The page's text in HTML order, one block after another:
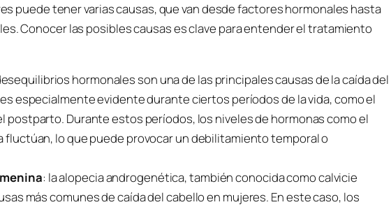
puede tener varias causas, que van desde factores hormonales hasta
Conocer las posibles causas es clave para entender el tratamiento
hormonales son una de las principales causas de la caída del
especialmente evidente durante ciertos períodos de la vida, como el
postparto. Durante estos períodos, los niveles de hormonas como el
lo que puede provocar un debilitamiento temporal o
: la alopecia androgenética, también conocida como calvicie
más comunes de caída del cabello en mujeres. En este caso, los